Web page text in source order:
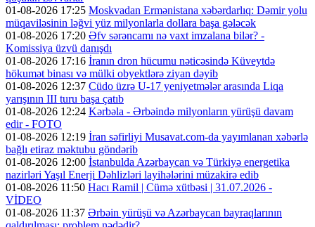
01-08-2026 17:25 Moskvadan Ermənistana xəbərdarlıq: Dəmir yolu
müqaviləsinin ləğvi yüz milyonlarla dollara başa gələcək
01-08-2026 17:20 Əfv sərəncamı nə vaxt imzalana bilər? -
Komissiya üzvü danışdı
01-08-2026 17:16 İranın dron hücumu nəticəsində Küveytdə
hökumət binası və mülki obyektlərə ziyan dəyib
01-08-2026 12:37 Cüdo üzrə U-17 yeniyetmələr arasında Liqa
yarışının III turu başa çatıb
01-08-2026 12:24 Kərbəla - Ərbəində milyonların yürüşü davam
edir - FOTO
01-08-2026 12:19 İran səfirliyi Musavat.com-da yayımlanan xəbərlə
bağlı etiraz məktubu göndərib
01-08-2026 12:00 İstanbulda Azərbaycan və Türkiyə energetika
nazirləri Yaşıl Enerji Dəhlizləri layihələrini müzakirə edib
01-08-2026 11:50 Hacı Ramil | Cümə xütbəsi | 31.07.2026 -
VİDEO
01-08-2026 11:37 Ərbəin yürüşü və Azərbaycan bayraqlarının